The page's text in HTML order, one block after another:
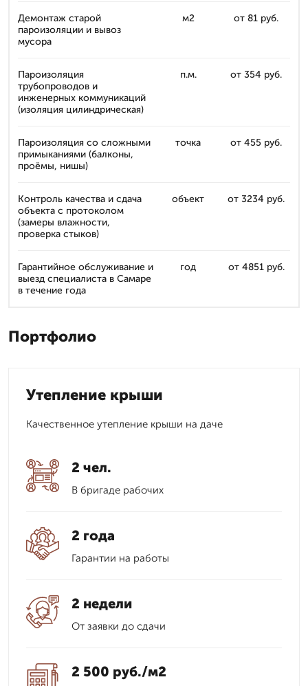
Демонтаж старой
пароизоляции и вывоз
мусора
м2 от 81 руб.
Пароизоляция
трубопроводов и
инженерных коммуникаций
(изоляция цилиндрическая)
п.м. от 354 руб.
Пароизоляция со сложными
примыканиями (балконы,
проёмы, нишы)
точка от 455 руб.
Контроль качества и сдача
объекта с протоколом
(замеры влажности,
проверка стыков)
объект от 3234 руб.
Гарантийное обслуживание и
выезд специалиста в Самаре
в течение года
год от 4851 руб.
Портфолио
Утепление крыши
Качественное утепление крыши на даче
2 чел.
В бригаде рабочих
2 года
Гарантии на работы
2 недели
От заявки до сдачи
2 500 руб./м2